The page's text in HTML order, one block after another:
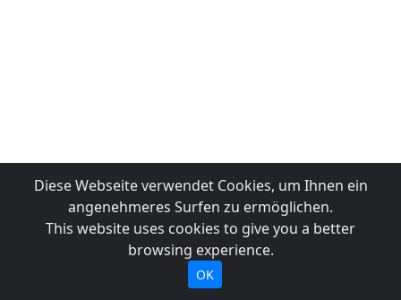
Diese Webseite verwendet Cookies, um Ihnen ein
angenehmeres Surfen zu ermöglichen.
This website uses cookies to give you a better
browsing experience.
OK